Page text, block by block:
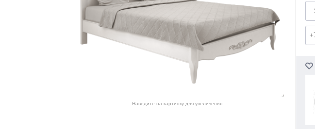
Наведите на картинку для увеличения